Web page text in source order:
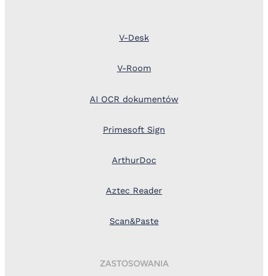
V-Desk
V-Room
AI OCR dokumentów
Primesoft Sign
ArthurDoc
Aztec Reader
Scan&Paste
ZASTOSOWANIA